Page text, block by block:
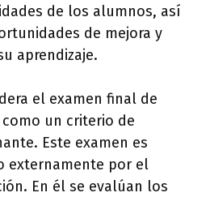
de los alumnos, así
de mejora y
aprendizaje.
el examen final de
un criterio de
Este examen es
externamente por el
En él se evalúan los